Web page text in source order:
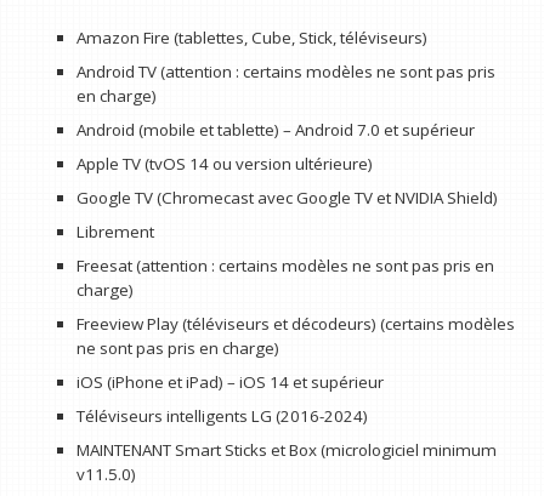
Amazon Fire (tablettes, Cube, Stick, téléviseurs)
Android TV (attention : certains modèles ne sont pas pris
en charge)
Android (mobile et tablette) – Android 7.0 et supérieur
Apple TV (tvOS 14 ou version ultérieure)
Google TV (Chromecast avec Google TV et NVIDIA Shield)
Librement
Freesat (attention : certains modèles ne sont pas pris en
charge)
Freeview Play (téléviseurs et décodeurs) (certains modèles
ne sont pas pris en charge)
iOS (iPhone et iPad) – iOS 14 et supérieur
Téléviseurs intelligents LG (2016-2024)
MAINTENANT Smart Sticks et Box (micrologiciel minimum
v11.5.0)